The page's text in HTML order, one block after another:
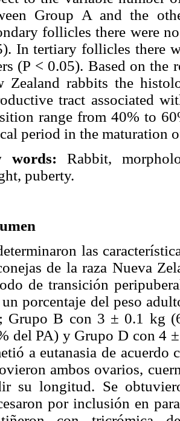
Group A and the
follicles there were
In tertiary follicles there
(P < 0.05). Based on
Zealand rabbits the
tract associated
range from 40% to
period in the maturation
words: Rabbit,
puberty.
las
de la raza Nueva
de transición
porcentaje del peso
Grupo B con 3 ± 0.1 kg
del PA) y Grupo D con 4
a eutanasia de acuerdo
ambos ovarios,
su longitud. Se
por inclusión en